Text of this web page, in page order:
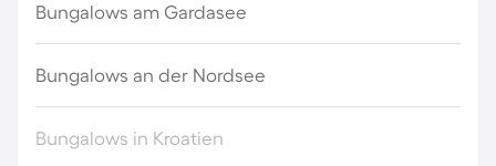
Bungalows am Gardasee
Bungalows an der Nordsee
Bungalows in Kroatien